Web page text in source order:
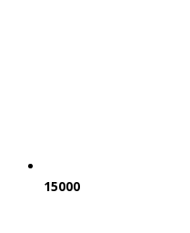
15000